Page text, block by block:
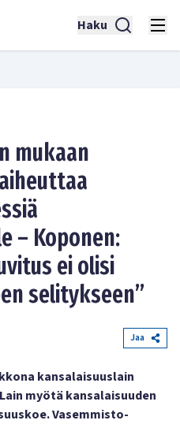
Haku
mukaan
– Koponen:
ei olisi
selitykseen”
Jaa
kansalaisuuslain
myötä kansalaisuuden
Vasemmisto-